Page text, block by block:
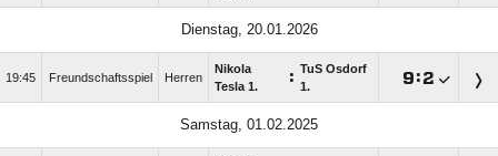
Dienstag, 20.01.2026
19:45 Freundschaftsspiel Herren
Nikola
Tesla 1.
: TuS Osdorf
1.
:
Samstag, 01.02.2025